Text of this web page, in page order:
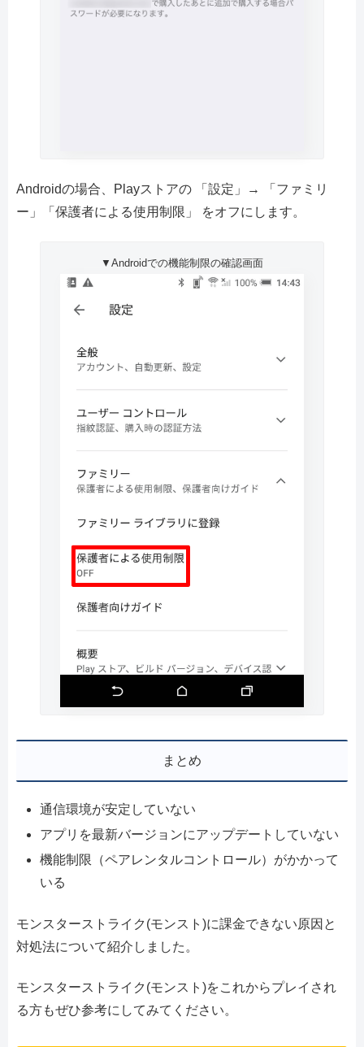
Androidの場合、Playストアの 「設定」→ 「ファミリ
ー」「保護者による使用制限」 をオフにします。
▼Androidでの機能制限の確認画面
まとめ
通信環境が安定していない
アプリを最新バージョンにアップデートしていない
機能制限（ペアレンタルコントロール）がかかって
いる
モンスターストライク(モンスト)に課金できない原因と
対処法について紹介しました。
モンスターストライク(モンスト)をこれからプレイされ
る方もぜひ参考にしてみてください。